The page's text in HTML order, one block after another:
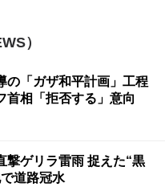
）
の「ガザ和平計画」工程
相「拒否する」意向
撃ゲリラ雷雨 捉えた“黒
道路冠水